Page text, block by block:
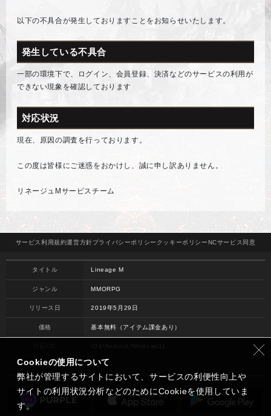
以下の不具合が発生しておりますことをお知らせいたします。
発生している不具合
一部の環境下で、ログイン、会員登録、決済などのサービスの利用が
できない現象を確認しております
対応状況
現在、原因の調査を行っております。
この度は皆様にご迷惑をおかけし、誠に申し訳ありません。
リネージュMサービスチーム
サービス 利用規約運営方針プライバシーポリシー クッキーポリシーNCサービス 同意
タイトル Lineage M
ジャンル MMORPG
リリース日 2019年5月29日
価格 基本無料（アイテム課金あり）
開発 NC
Cookieの使用について
弊社が管理するサイトにおいて、サービスの利便性向上や
サイトの利用状況分析などのためにCookieを使用していま
す。